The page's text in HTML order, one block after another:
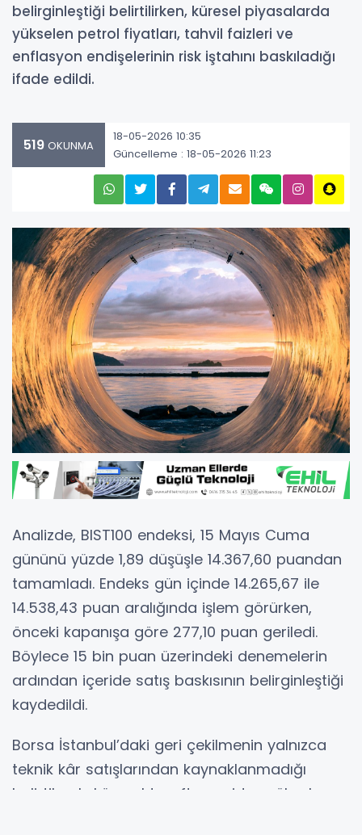
belirginleştiği belirtilirken, küresel piyasalarda
yükselen petrol fiyatları, tahvil faizleri ve
enflasyon endişelerinin risk iştahını baskıladığı
ifade edildi.
519 OKUNMA
18-05-2026 10:35
Güncelleme : 18-05-2026 11:23
Analizde, BIST100 endeksi, 15 Mayıs Cuma
gününü yüzde 1,89 düşüşle 14.367,60 puandan
tamamladı. Endeks gün içinde 14.265,67 ile
14.538,43 puan aralığında işlem görürken,
önceki kapanışa göre 277,10 puan geriledi.
Böylece 15 bin puan üzerindeki denemelerin
ardından içeride satış baskısının belirginleştiği
kaydedildi.
Borsa İstanbul’daki geri çekilmenin yalnızca
teknik kâr satışlarından kaynaklanmadığı
belirtilerek, küresel tarafta yeniden yükselen